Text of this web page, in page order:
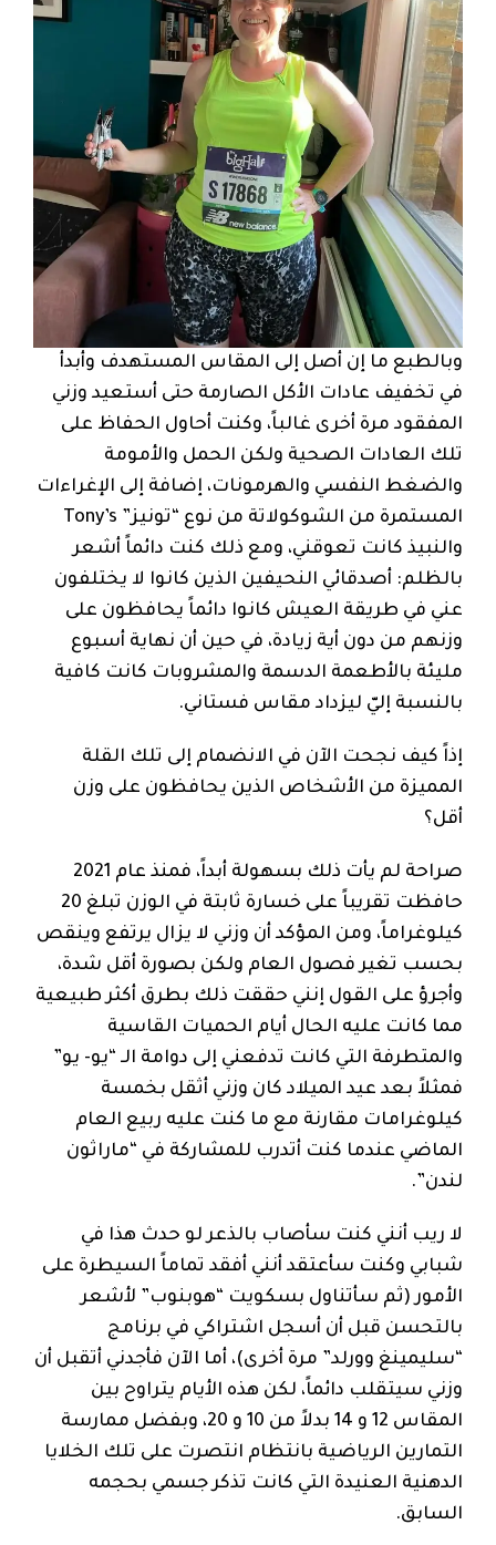
وبالطبع ما إن أصل إلى المقاس المستهدف وأبدأ
في تخفيف عادات الأكل الصارمة حتى أستعيد وزني
المفقود مرة أخرى غالباً، وكنت أحاول الحفاظ على
تلك العادات الصحية ولكن الحمل والأمومة
والضغط النفسي والهرمونات، إضافة إلى الإغراءات
المستمرة من الشوكولاتة من نوع “تونيز” Tony’s
والنبيذ كانت تعوقني، ومع ذلك كنت دائماً أشعر
بالظلم: أصدقائي النحيفين الذين كانوا لا يختلفون
عني في طريقة العيش كانوا دائماً يحافظون على
وزنهم من دون أية زيادة، في حين أن نهاية أسبوع
مليئة بالأطعمة الدسمة والمشروبات كانت كافية
بالنسبة إليّ ليزداد مقاس فستاني.
إذاً كيف نجحت الآن في الانضمام إلى تلك القلة
المميزة من الأشخاص الذين يحافظون على وزن
أقل؟
صراحة لم يأت ذلك بسهولة أبداً، فمنذ عام 2021
حافظت تقريباً على خسارة ثابتة في الوزن تبلغ 20
كيلوغراماً، ومن المؤكد أن وزني لا يزال يرتفع وينقص
بحسب تغير فصول العام ولكن بصورة أقل شدة،
وأجرؤ على القول إنني حققت ذلك بطرق أكثر طبيعية
مما كانت عليه الحال أيام الحميات القاسية
والمتطرفة التي كانت تدفعني إلى دوامة الـ “يو- يو”
فمثلاً بعد عيد الميلاد كان وزني أثقل بخمسة
كيلوغرامات مقارنة مع ما كنت عليه ربيع العام
الماضي عندما كنت أتدرب للمشاركة في “ماراثون
لندن”.
لا ريب أنني كنت سأصاب بالذعر لو حدث هذا في
شبابي وكنت سأعتقد أنني أفقد تماماً السيطرة على
الأمور (ثم سأتناول بسكويت “هوبنوب” لأشعر
بالتحسن قبل أن أسجل اشتراكي في برنامج
“سليمينغ وورلد” مرة أخرى)، أما الآن فأجدني أتقبل أن
وزني سيتقلب دائماً، لكن هذه الأيام يتراوح بين
المقاس 12 و 14 بدلاً من 10 و 20، وبفضل ممارسة
التمارين الرياضية بانتظام انتصرت على تلك الخلايا
الدهنية العنيدة التي كانت تذكر جسمي بحجمه
السابق.